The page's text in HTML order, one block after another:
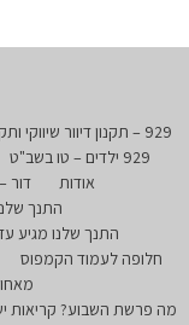
929 – תקנון דיוור שיווקי ותקשורת דיגיטלית
929 ילדים – טו בשב"ט
אודות
דור
התנך
התנך שלנו מגיע
חלופה לעמוד הקמפוס
מה פרשת השבוע? קריאות